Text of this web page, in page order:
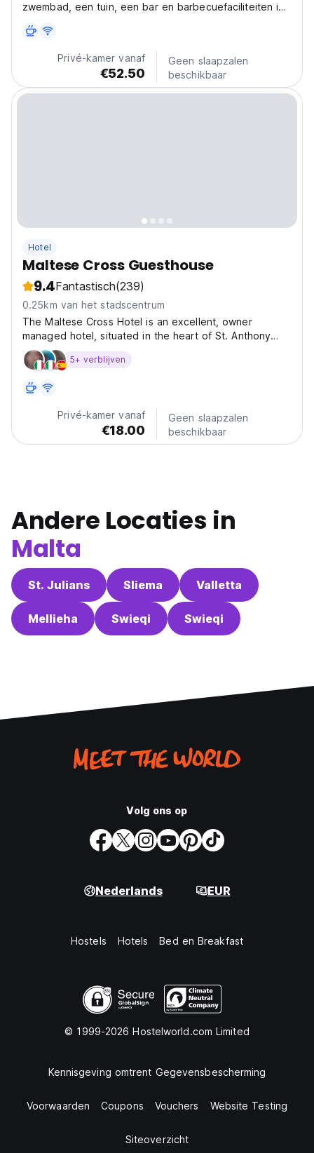
zwembad, een tuin, een bar en barbecuefaciliteiten in
Privé-kamer vanaf
€52.50
Geen slaapzalen
beschikbaar
Hotel
Maltese Cross Guesthouse
9.4Fantastisch(239)
0.25km van het stadscentrum
The Maltese Cross Hotel is an excellent, owner
managed hotel, situated in the heart of St. Anthony
Street in Bugibba, the resorts and also the Island's main
pedestrian precinct. Accommodation is in double and
5+ verblijven
Privé-kamer vanaf
€18.00
Geen slaapzalen
beschikbaar
Andere Locaties in
Malta
St. Julians Sliema Valletta
Mellieha Swieqi Swieqi
Volg ons op
Nederlands EUR
Hostels Hotels Bed en Breakfast
© 1999-2026 Hostelworld.com Limited
Kennisgeving omtrent Gegevensbescherming
Voorwaarden Coupons Vouchers Website Testing
Siteoverzicht